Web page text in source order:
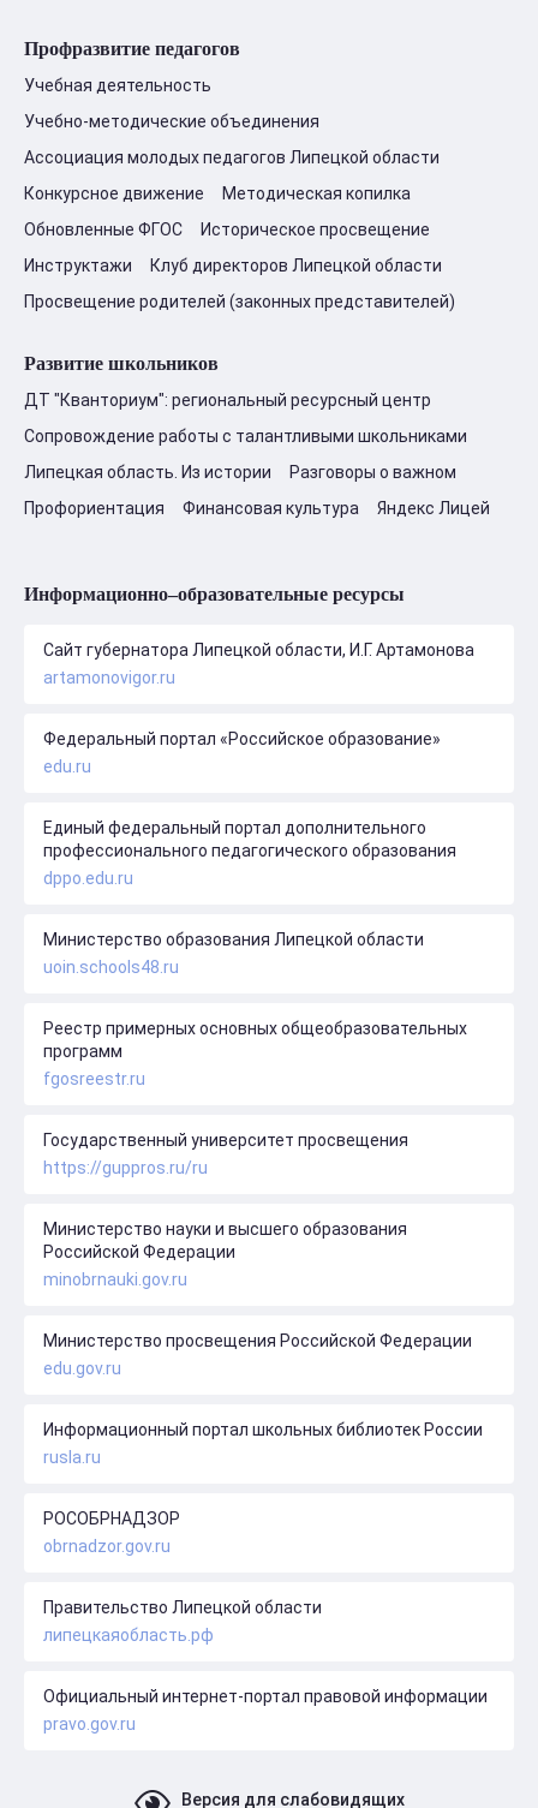
Профразвитие педагогов
Учебная деятельность
Учебно-методические объединения
Ассоциация молодых педагогов Липецкой области
Конкурсное движение
Методическая копилка
Обновленные ФГОС
Историческое просвещение
Инструктажи
Клуб директоров Липецкой области
Просвещение родителей (законных представителей)
Развитие школьников
ДТ "Кванториум": региональный ресурсный центр
Сопровождение работы с талантливыми школьниками
Липецкая область. Из истории
Разговоры о важном
Профориентация
Финансовая культура Яндекс Лицей
Информационно–образовательные ресурсы
Сайт губернатора Липецкой области, И.Г. Артамонова
artamonovigor.ru
Федеральный портал «Российское образование»
edu.ru
Единый федеральный портал дополнительного
профессионального педагогического образования
dppo.edu.ru
Министерство образования Липецкой области
uoin.schools48.ru
Реестр примерных основных общеобразовательных
программ
fgosreestr.ru
Государственный университет просвещения
https://guppros.ru/ru
Министерство науки и высшего образования
Российской Федерации
minobrnauki.gov.ru
Министерство просвещения Российской Федерации
edu.gov.ru
Информационный портал школьных библиотек России
rusla.ru
РОСОБРНАДЗОР
obrnadzor.gov.ru
Правительство Липецкой области
липецкаяобласть.рф
Официальный интернет-портал правовой информации
pravo.gov.ru
Версия для слабовидящих